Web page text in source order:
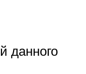
данного